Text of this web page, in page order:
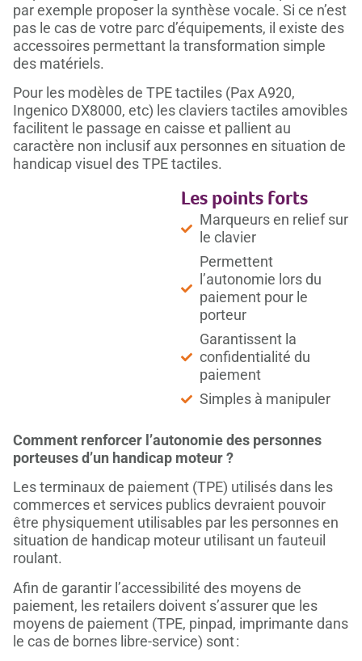
par exemple proposer la synthèse vocale. Si ce n’est
pas le cas de votre parc d’équipements, il existe des
accessoires permettant la transformation simple
des matériels.
Pour les modèles de TPE tactiles (Pax A920,
Ingenico DX8000, etc) les claviers tactiles amovibles
facilitent le passage en caisse et pallient au
caractère non inclusif aux personnes en situation de
handicap visuel des TPE tactiles.
Les points forts
Marqueurs en relief sur
le clavier
Permettent
l’autonomie lors du
paiement pour le
porteur
Garantissent la
confidentialité du
paiement
Simples à manipuler
Comment renforcer l’autonomie des personnes
porteusesd’un handicap moteur ?
Les terminaux de paiement (TPE) utilisés dans les
commerces et services publics devraient pouvoir
être physiquement utilisables par les personnes en
situation de handicap moteur utilisant un fauteuil
roulant.
Afin de garantir l’accessibilité des moyens de
paiement, les retailers doivent s’assurer que les
moyens de paiement (TPE, pinpad, imprimante dans
le cas de bornes libre-service) sont :